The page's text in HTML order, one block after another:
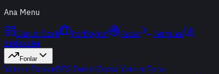
Ana Menu
Günün Özeti Portföyüm Radar
Terminal
Endeksler
Fonlar
Yatırım FonlarıBES FonlarıBorsa Yatırım Fonu